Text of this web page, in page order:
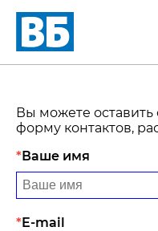
Вы можете
форму контактов,
Ваше имя
E-mail